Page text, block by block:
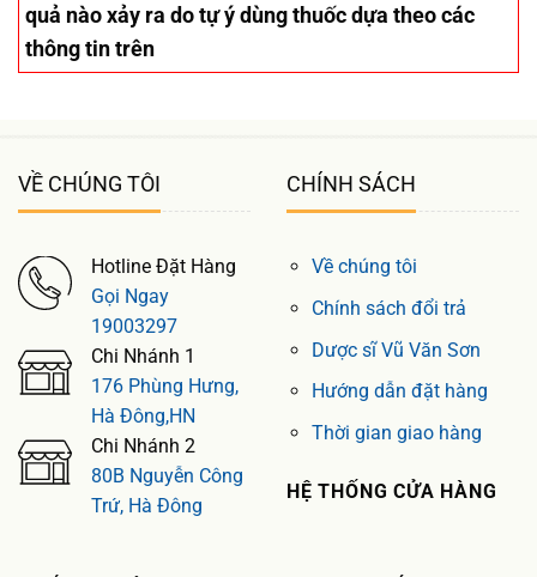
quả nào xảy ra do tự ý dùng thuốc dựa theo các
thông tin trên
VỀ CHÚNG TÔI
Hotline Đặt Hàng
Gọi Ngay
19003297
Chi Nhánh 1
176 Phùng Hưng,
Hà Đông,HN
Chi Nhánh 2
80B Nguyễn Công
Trứ, Hà Đông
CHÍNH SÁCH
Về chúng tôi
Chính sách đổi trả
Dược sĩ Vũ Văn Sơn
Hướng dẫn đặt hàng
Thời gian giao hàng
HỆ THỐNG CỬA HÀNG